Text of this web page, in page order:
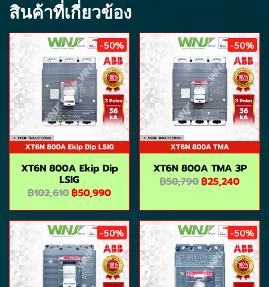
สินค้าที่เกี่ยวข้อง
-50%
XT6N 800A Ekip Dip
LSIG
฿102,610฿50,990
-50%
XT6N 800A TMA 3P
฿50,790฿25,240
-50% -50%